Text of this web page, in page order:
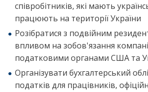
співробітників, які мають
працюють на території України
Розібратися з подвійним
впливом на зобов'язання
податковими органами США та
Організувати бухгалтерський
податків для працівників,